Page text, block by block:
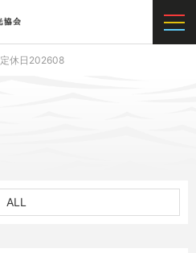
定休日202608
ALL